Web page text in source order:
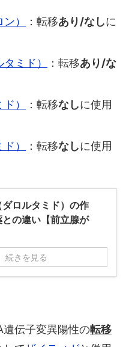
） ：転移あり/なしに
ミド）
：転移あり/な
）
：転移なしに使用
）
：転移なしに使用
ロルタミド）の作
の違い【前立腺が
続きを見る
遺伝子変異陽性の転移